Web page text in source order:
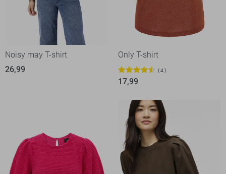
Noisy may T-shirt
26,99
Only T-shirt
4
17,99